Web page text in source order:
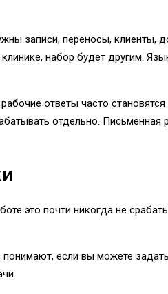
записи, переносы, клиенты,
набор будет другим.
ответы часто
отдельно. Письменная
это почти никогда не
если вы можете